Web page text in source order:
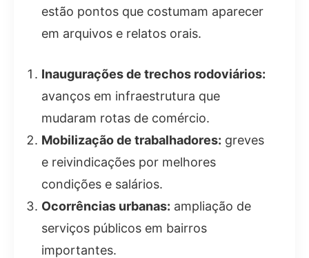
estão pontos que costumam aparecer
em arquivos e relatos orais.
Inaugurações de trechos rodoviários:
avanços em infraestrutura que
mudaram rotas de comércio.
Mobilização de trabalhadores: greves
e reivindicações por melhores
condições e salários.
Ocorrências urbanas: ampliação de
serviços públicos em bairros
importantes.